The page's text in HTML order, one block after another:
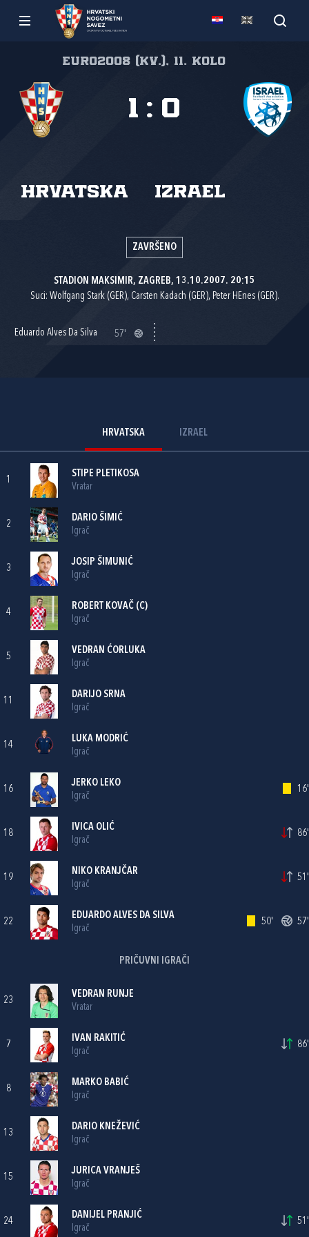
Euro2008 (kv.), 11. kolo
Hrvatska Izrael
1 : 0
ZAVRŠENO
STADION MAKSIMIR, ZAGREB, 13.10.2007. 20:15
Suci: Wolfgang Stark (GER), Carsten Kadach (GER), Peter HEnes (GER).
Eduardo Alves Da Silva 57'
HRVATSKA IZRAEL
1
STIPE PLETIKOSA
Vratar
2
DARIO ŠIMIĆ
Igrač
3
JOSIP ŠIMUNIĆ
Igrač
4
ROBERT KOVAČ (C)
Igrač
5
VEDRAN ĆORLUKA
Igrač
11
DARIJO SRNA
Igrač
14
LUKA MODRIĆ
Igrač
16
JERKO LEKO
Igrač
16'
18
IVICA OLIĆ
Igrač
86'
19
NIKO KRANJČAR
Igrač
51'
22
EDUARDO ALVES DA SILVA
Igrač
50' 57'
PRIČUVNI IGRAČI
23
VEDRAN RUNJE
Vratar
7
IVAN RAKITIĆ
Igrač
86'
8
MARKO BABIĆ
Igrač
13
DARIO KNEŽEVIĆ
Igrač
15
JURICA VRANJEŠ
Igrač
24
DANIJEL PRANJIĆ
Igrač
51'